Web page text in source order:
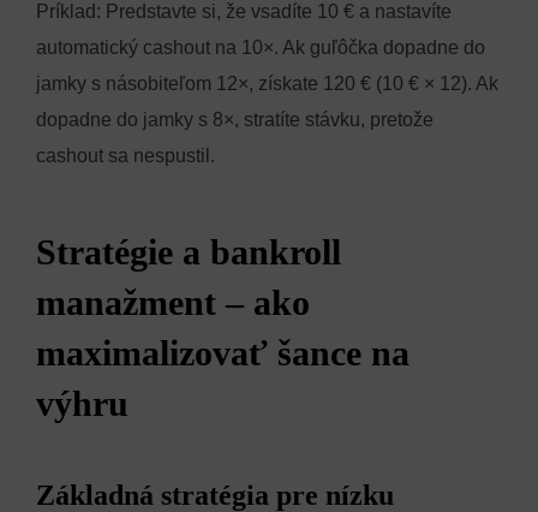
Príklad: Predstavte si, že vsadíte 10 € a nastavíte
automatický cashout na 10×. Ak guľôčka dopadne do
jamky s násobiteľom 12×, získate 120 € (10 € × 12). Ak
dopadne do jamky s 8×, stratíte stávku, pretože
cashout sa nespustil.
Stratégie a bankroll
manažment – ako
maximalizovať šance na
výhru
Základná stratégia pre nízku